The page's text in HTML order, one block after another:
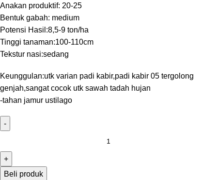
Anakan produktif: 20-25
Bentuk gabah: medium
Potensi Hasil:8,5-9 ton/ha
Tinggi tanaman:100-110cm
Tekstur nasi:sedang
Keunggulan:utk varian padi kabir,padi kabir 05 tergolong
genjah,sangat cocok utk sawah tadah hujan
-tahan jamur ustilago
Beli produk